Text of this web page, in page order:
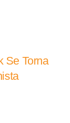
Se Torna